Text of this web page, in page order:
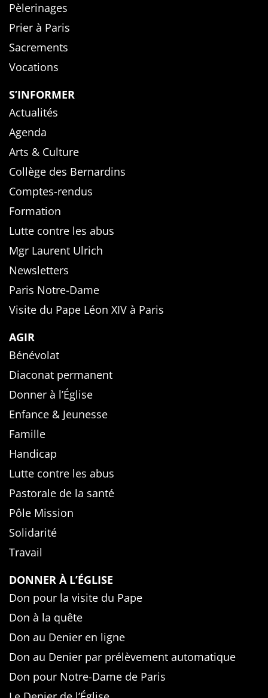
Pèlerinages
Prier à Paris
Sacrements
Vocations
S’INFORMER
Actualités
Agenda
Arts & Culture
Collège des Bernardins
Comptes-rendus
Formation
Lutte contre les abus
Mgr Laurent Ulrich
Newsletters
Paris Notre-Dame
Visite du Pape Léon XIV à Paris
AGIR
Bénévolat
Diaconat permanent
Donner à l’Église
Enfance & Jeunesse
Famille
Handicap
Lutte contre les abus
Pastorale de la santé
Pôle Mission
Solidarité
Travail
DONNER À L’ÉGLISE
Don pour la visite du Pape
Don à la quête
Don au Denier en ligne
Don au Denier par prélèvement automatique
Don pour Notre-Dame de Paris